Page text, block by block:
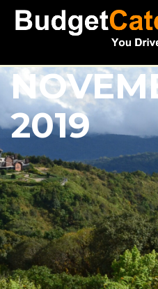
2019